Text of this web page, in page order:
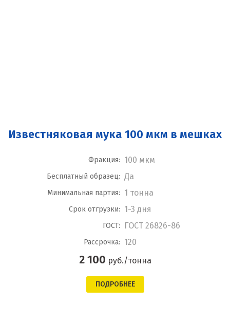
Известняковая мука 100 мкм в мешках
Фракция: 100 мкм
Бесплатный образец: Да
Минимальная партия: 1 тонна
Срок отгрузки: 1-3 дня
ГОСТ: ГОСТ 26826-86
Рассрочка: 120
2 100 руб./тонна
ПОДРОБНЕЕ